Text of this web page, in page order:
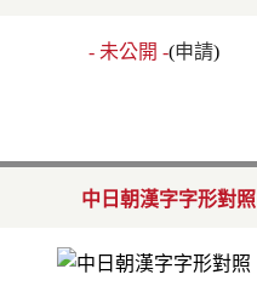
- 未公開 -(申請)
中日朝漢字字形對照